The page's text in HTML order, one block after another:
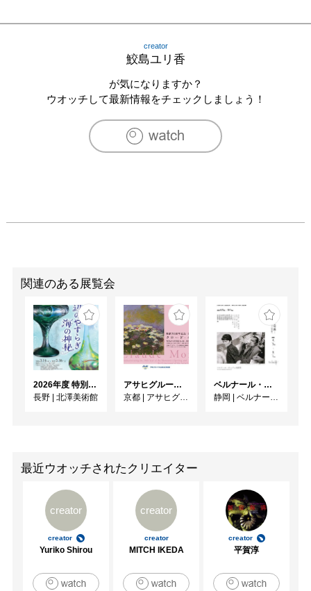
creator
鮫島ユリ香
が気になりますか？
ウオッチして最新情報をチェックしましょう！
関連のある展覧会
2026年度 特別展「ガレとドーム、アール･ヌーヴォーのガラス 水辺のやすらぎ、海の神秘」
長野 | 北澤美術館
アサヒグループ大山崎山荘美術館 開館30周年記念展「没後100年 クロード・モネ」
京都 | アサヒグループ大山崎山荘美術館
ベルナール・ビュフェと写真 ーカメラがとらえたビュフェとその時代、そして21 世紀へ
静岡 | ベルナール・ビュフェ美術館
最近ウオッチされたクリエイター
creator
creator
Yuriko Shirou
creator
creator
MITCH IKEDA
creator
平賀淳